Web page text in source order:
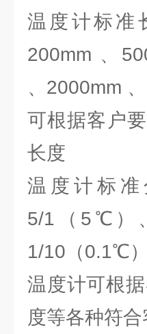
温度计标准
200mm 、
、2000mm
可根据客户
长度
温度计标
5/1（5℃）
1/10（0.1℃）
温度计可根
度等各种符